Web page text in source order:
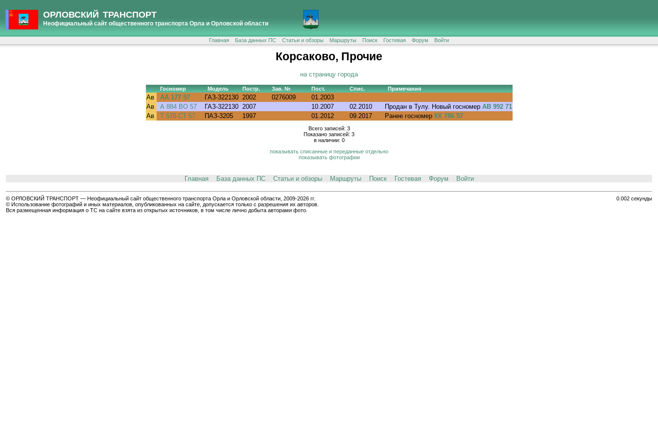
ОРЛОВСКИЙ ТРАНСПОРТ
Неофициальный сайт общественного транспорта Орла и Орловской области
Главная База данных ПС Статьи и обзоры Маршруты Поиск Гостевая Форум Войти
Корсаково, Прочие
на страницу города
Госномер Модель Постр. Зав. № Пост. Спис. Примечания
Ав АА 177 57 ГАЗ-322130 2002 0276009
01.2003
Ав
А 884 ВО 57 ГАЗ-322130 2007 10.2007 02.2010 Продан в Тулу. Новый госномер АВ 992 71
Ав
Т 578 СТ 57 ПАЗ-3205 1997 01.2012 09.2017 Ранее госномер КК 786 57
Всего записей: 3
Показано записей: 3
в наличии: 0
показывать списанные и переданные отдельно
показывать фотографии
Главная База данных ПС Статьи и обзоры Маршруты Поиск Гостевая Форум Войти
0.002 секунды
© ОРЛОВСКИЙ ТРАНСПОРТ — Неофициальный сайт общественного транспорта Орла и Орловской области, 2009-2026 гг.
© Использование фотографий и иных материалов, опубликованных на сайте, допускается только с разрешения их авторов.
Вся размещенная информация о ТС на сайте взята из открытых источников, в том числе лично добыта авторами фото.